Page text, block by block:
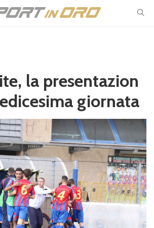
la presentazion
giornata